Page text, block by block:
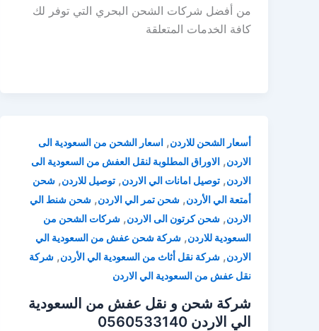
من أفضل شركات الشحن البحري التي توفر لك
كافة الخدمات المتعلقة
أسعار الشحن للاردن, اسعار الشحن من السعودية الى
الاردن, الاوراق المطلوبة لنقل العفش من السعودية الى
الاردن, توصيل امانات الي الاردن, توصيل للاردن, شحن
أمتعة الي الأردن, شحن تمر الي الاردن, شحن شنط الي
الاردن, شحن كرتون الى الاردن, شركات الشحن من
السعودية للاردن, شركة شحن عفش من السعودية الي
الاردن, شركة نقل أثاث من السعودية الي الأردن, شركة
نقل عفش من السعودية الي الاردن
شركة شحن و نقل عفش من السعودية
الي الاردن 0560533140